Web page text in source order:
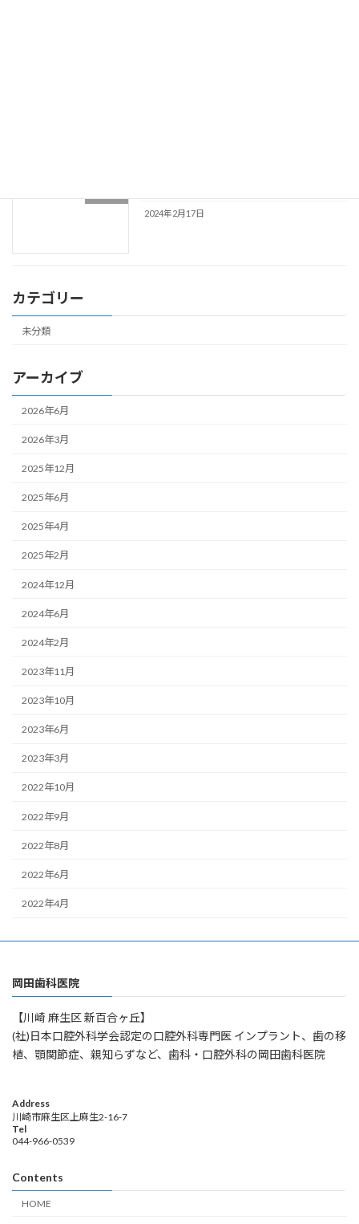
2024年2月17日
カテゴリー
未分類
アーカイブ
2026年6月
2026年3月
2025年12月
2025年6月
2025年4月
2025年2月
2024年12月
2024年6月
2024年2月
2023年11月
2023年10月
2023年6月
2023年3月
2022年10月
2022年9月
2022年8月
2022年6月
2022年4月
岡田歯科医院
【川崎 麻生区 新百合ヶ丘】
(社)日本口腔外科学会認定の口腔外科専門医 インプラント、歯の移
植、顎関節症、親知らずなど、歯科・口腔外科の岡田歯科医院
Address
川崎市麻生区上麻生2-16-7
Tel
044-966-0539
Contents
HOME